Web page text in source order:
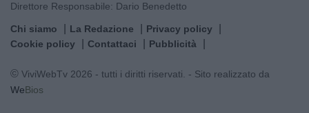
Direttore Responsabile: Dario Benedetto
Chi siamo La Redazione
Privacy policy
Cookie policy
Contattaci Pubblicità
© ViviWebTv 2026 - tutti i diritti riservati. - Sito realizzato da
WeBios